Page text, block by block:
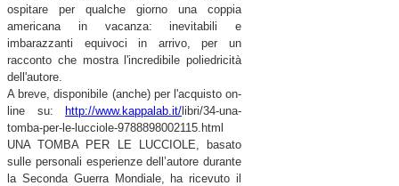
ospitare per qualche giorno una coppia
americana in vacanza: inevitabili e
imbarazzanti equivoci in arrivo, per un
racconto che mostra l'incredibile poliedricità
dell'autore.
A breve, disponibile (anche) per l'acquisto on-
line su:
http://www.kappalab.it/ libri/34-una-
tomba-per-le- lucciole-9788898002115.html
UNA TOMBA PER LE LUCCIOLE, basato
sulle personali esperienze dell’autore durante
la Seconda Guerra Mondiale, ha ricevuto il